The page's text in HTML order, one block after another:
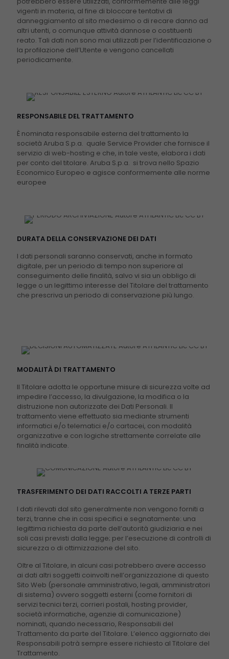
vigenti in materia, al fine di bloccare tentativi di
danneggiamento al sito medesimo o di recare danno ad
altri utenti, o comunque attività dannose o costituenti
reato. Tali dati non sono mai utilizzati per l’identificazione o
la profilazione dell’Utente e vengono cancellati
periodicamente.
RESPONSABILE DEL TRATTAMENTO
È nominata responsabile esterna del trattamento la
società Aruba S.p.a. quale Service Provider che fornisce il
servizio di web-hosting e che, in tale veste, elabora i dati
per conto del titolare. Aruba S.p.a. si trova nello Spazio
Economico Europeo e agisce conformemente alle norme
europee
DURATA DELLA CONSERVAZIONE DEI DATI
I dati personali saranno conservati, anche in formato
digitale, per un periodo di tempo non superiore al
conseguimento delle finalità, salvo vi sia un obbligo di
legge o un legittimo interesse del Titolare del trattamento
che prescriva un periodo di conservazione più lungo.
MODALITÀ DI TRATTAMENTO
Il Titolare adotta le opportune misure di sicurezza volte ad
impedire l’accesso, la divulgazione, la modifica o la
distruzione non autorizzate dei Dati Personali. Il
trattamento viene effettuato sia mediante strumenti
informatici e/o telematici e/o cartacei, con modalità
organizzative e con logiche strettamente correlate alle
finalità indicate.
TRASFERIMENTO DEI DATI RACCOLTI A TERZE PARTI
I dati rilevati dal sito generalmente non vengono forniti a
terzi, tranne che in casi specifici e segnatamente: una
legittima richiesta da parte dell’autorità giudiziaria e nei
soli casi previsti dalla legge; per l’esecuzione di controlli di
sicurezza o di ottimizzazione del sito.
Oltre al Titolare, in alcuni casi potrebbero avere accesso
ai dati altri soggetti coinvolti nell’organizzazione di questo
Sito Web (personale amministrativo, legali, amministratori
di sistema) ovvero soggetti esterni (come fornitori di
servizi tecnici terzi, corrieri postali, hosting provider,
società informatiche, agenzie di comunicazione)
nominati, quando necessario, Responsabili del
Trattamento da parte del Titolare. L’elenco aggiornato dei
Responsabili potrà sempre essere richiesto al Titolare del
Trattamento.